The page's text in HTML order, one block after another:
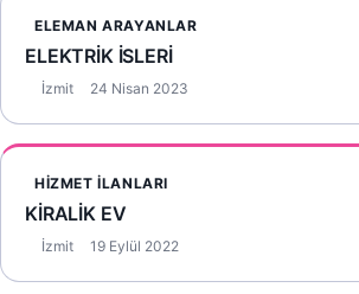
ELEMAN ARAYANLAR
ELEKTRİK İSLERİ
İzmit 24 Nisan 2023
HIZMET İLANLARI
KİRALİK EV
İzmit 19 Eylül 2022